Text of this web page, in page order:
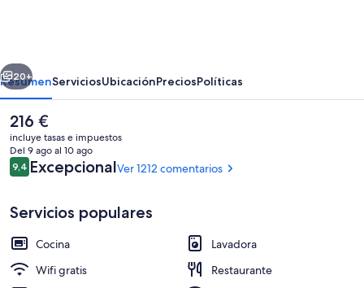
Porche
Siguiente
20+
ResumenServiciosUbicaciónPreciosPolíticas
El
precio
actual
es
de
216 €
incluye tasas e impuestos
Del 9 ago al 10 ago
Comentarios
9,49,4 de 10
ExcepcionalVer 1212 comentarios
Servicios populares
Cocina
Lavadora
Wifi gratis
Restaurante